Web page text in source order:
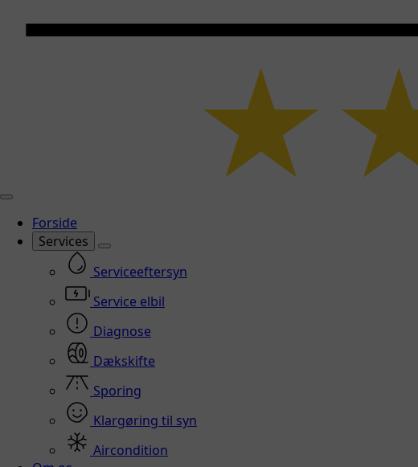
Forside
Services
Serviceeftersyn
Service elbil
Diagnose
Dækskifte
Sporing
Klargøring til syn
Aircondition